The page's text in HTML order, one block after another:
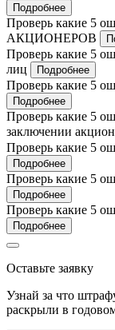
Подробнее
Проверь какие 5
АКЦИОНЕРОВ
Проверь какие 5
лиц
Подробнее
Проверь какие 5
Подробнее
Проверь какие 5
заключении
Проверь какие 5
Подробнее
Проверь какие 5
Подробнее
Проверь какие 5
Подробнее
Оставьте заявку
Узнай за что
раскрыли в